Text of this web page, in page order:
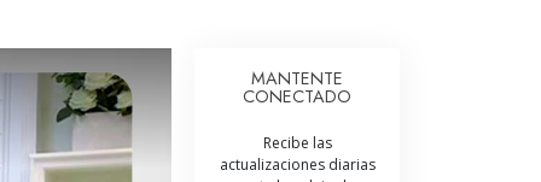
La Integridad y la Honestidad
El Matrimonio
La Escala Tonal Emocional
MANTENTE
CONECTADO
Recibe las
actualizaciones diarias